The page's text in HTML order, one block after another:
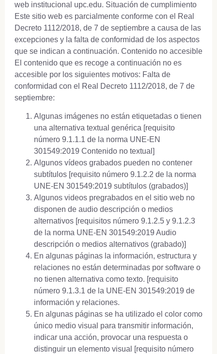
web institucional upc.edu. Situación de cumplimiento
Este sitio web es parcialmente conforme con el Real
Decreto 1112/2018, de 7 de septiembre a causa de las
excepciones y la falta de conformidad de los aspectos
que se indican a continuación. Contenido no accesible
El contenido que es recoge a continuación no es
accesible por los siguientes motivos: Falta de
conformidad con el Real Decreto 1112/2018, de 7 de
septiembre:
Algunas imágenes no están etiquetadas o tienen
una alternativa textual genérica [requisito
número 9.1.1.1 de la norma UNE-EN
301549:2019 Contenido no textual]
Algunos vídeos grabados pueden no contener
subtítulos [requisito número 9.1.2.2 de la norma
UNE-EN 301549:2019 subtítulos (grabados)]
Algunos videos pregrabados en el sitio web no
disponen de audio descripción o medios
alternativos [requisitos número 9.1.2.5 y 9.1.2.3
de la norma UNE-EN 301549:2019 Audio
descripción o medios alternativos (grabado)]
En algunas páginas la información, estructura y
relaciones no están determinadas por software o
no tienen alternativa como texto. [requisito
número 9.1.3.1 de la UNE-EN 301549:2019 de
información y relaciones.
En algunas páginas se ha utilizado el color como
único medio visual para transmitir información,
indicar una acción, provocar una respuesta o
distinguir un elemento visual [requisito número